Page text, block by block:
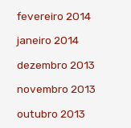
fevereiro 2014
janeiro 2014
dezembro 2013
novembro 2013
outubro 2013